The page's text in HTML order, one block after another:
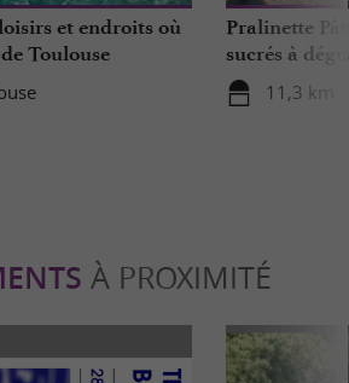
et endroits où
Toulouse
Pralinette
sucrés à
de Toulouse
11,3 km
À PROXIMITÉ